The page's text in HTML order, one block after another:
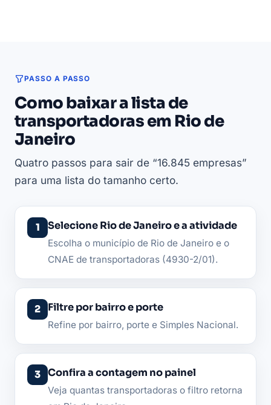
PASSO A PASSO
Como baixar a lista de
transportadoras em Rio de
Janeiro
Quatro passos para sair de “16.845 empresas”
para uma lista do tamanho certo.
Selecione Rio de Janeiro e a atividade
Escolha o município de Rio de Janeiro e o
CNAE de transportadoras (4930-2/01).
Filtre por bairro e porte
Refine por bairro, porte e Simples Nacional.
Confira a contagem no painel
Veja quantas transportadoras o filtro retorna